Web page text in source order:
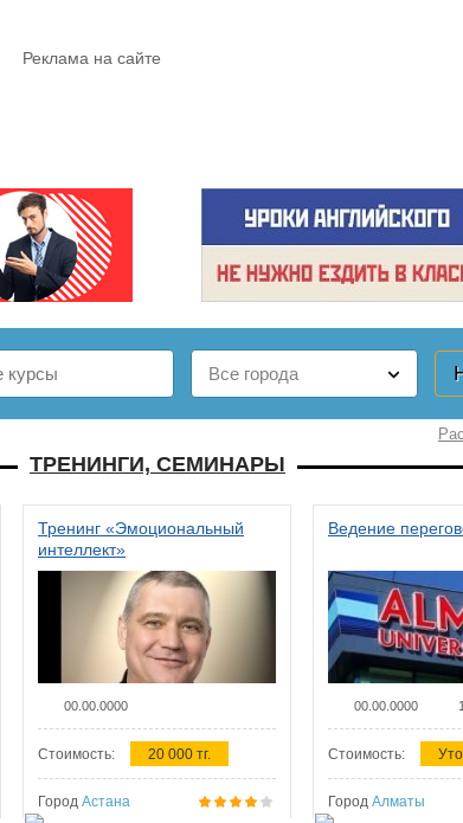
Реклама на сайте
ТРЕНИНГИ, СЕМИНАРЫ
Тренинг «Эмоциональный
интеллект»
00.00.0000
Стоимость: 20 000 тг.
Город Астана
Ведение
00.00.0000
Стоимость:
Город Алматы